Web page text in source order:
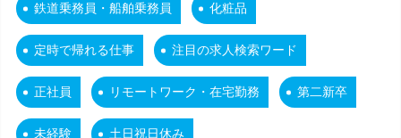
鉄道乗務員・船舶乗務員 化粧品
定時で帰れる仕事 注目の求人検索ワード
正社員 リモートワーク・在宅勤務 第二新卒
未経験 土日祝日休み